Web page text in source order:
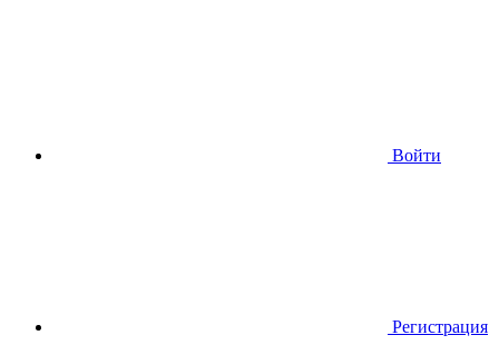
Войти
Регистрация